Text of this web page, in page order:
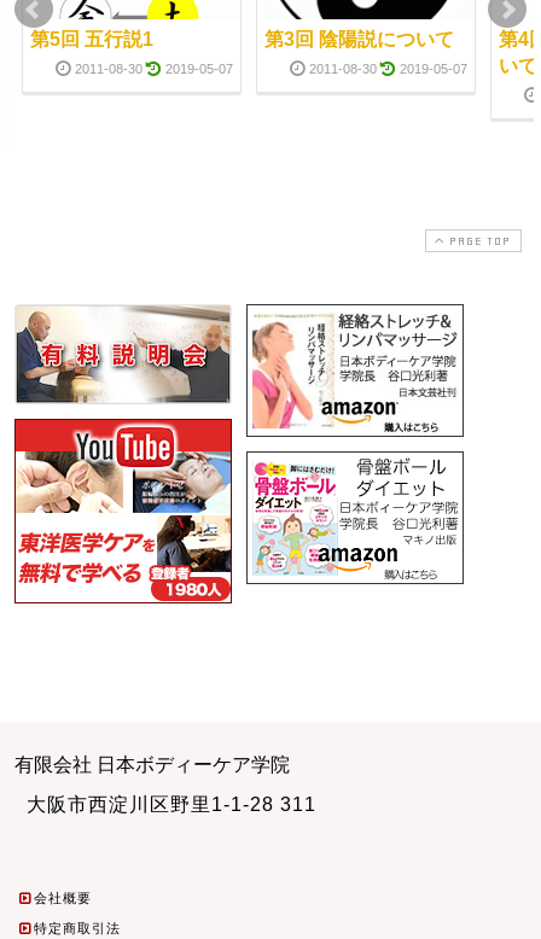
第5回 五行説1
2011-08-30 2019-05-07
第3回 陰陽説について
2011-08-30 2019-05-07
第4
いて
PAGE TOP
有限会社 日本ボディーケア学院
大阪市西淀川区野里1-1-28 311
会社概要
特定商取引法